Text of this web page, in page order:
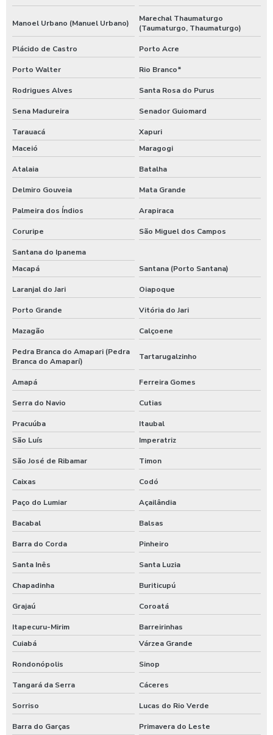
Manoel Urbano (Manuel Urbano)
Marechal Thaumaturgo
(Taumaturgo, Thaumaturgo)
Plácido de Castro Porto Acre
Porto Walter Rio Branco*
Rodrigues Alves Santa Rosa do Purus
Sena Madureira Senador Guiomard
Tarauacá
Xapuri
Maceió
Maragogi
Atalaia Batalha
Delmiro Gouveia Mata Grande
Palmeira dos Índios Arapiraca
Coruripe São Miguel dos Campos
Santana do Ipanema
Macapá
Santana (Porto Santana)
Laranjal do Jari Oiapoque
Porto Grande Vitória do Jari
Mazagão Calçoene
Pedra Branca do Amapari (Pedra
Branca do Amaparí)
Tartarugalzinho
Amapá Ferreira Gomes
Serra do Navio Cutias
Pracuúba
Itaubal
São Luís
Imperatriz
São José de Ribamar Timon
Caixas Codó
Paço do Lumiar Açailândia
Bacabal Balsas
Barra do Corda Pinheiro
Santa Inês Santa Luzia
Chapadinha Buriticupú
Grajaú Coroatá
Itapecuru-Mirim
Barreirinhas
Cuiabá
Várzea Grande
Rondonópolis Sinop
Tangará da Serra Cáceres
Sorriso Lucas do Rio Verde
Barra do Garças Primavera do Leste